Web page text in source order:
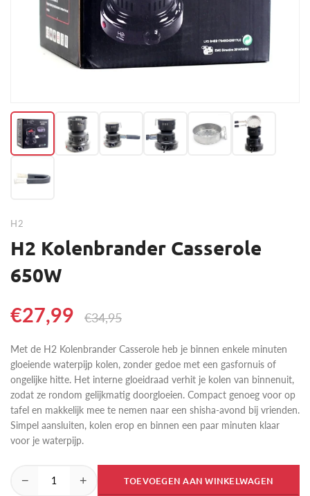
H2
H2 Kolenbrander Casserole
650W
€27,99 €34,95
Met de H2 Kolenbrander Casserole heb je binnen enkele minuten
gloeiende waterpijp kolen, zonder gedoe met een gasfornuis of
ongelijke hitte. Het interne gloeidraad verhit je kolen van binnenuit,
zodat ze rondom gelijkmatig doorgloeien. Compact genoeg voor op
tafel en makkelijk mee te nemen naar een shisha-avond bij vrienden.
Simpel aansluiten, kolen erop en binnen een paar minuten klaar
voor je waterpijp.
− + TOEVOEGEN AAN WINKELWAGEN